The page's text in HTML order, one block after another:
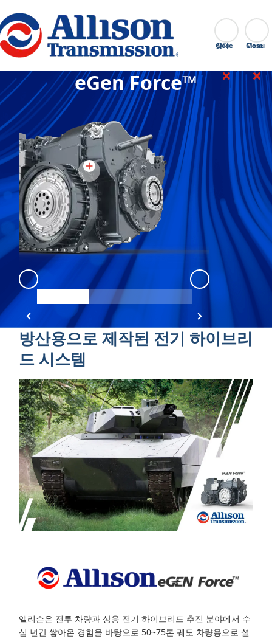
Go Home 찾다
Close
eGen Force™
eGen Force eGen force 1
eGen Force :
방산용으로 제작된 전기 하이브리
드 시스템
앨리슨은 전투 차량과 상용 전기 하이브리드 추진 분야에서 수
십 년간 쌓아온 경험을 바탕으로 50~75톤 궤도 차량용으로 설